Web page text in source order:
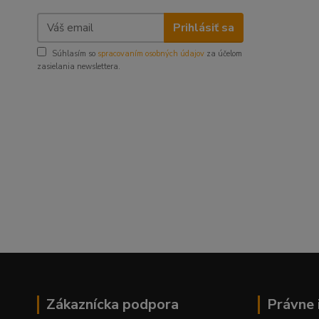
Prihlásiť sa
Súhlasím so spracovaním osobných údajov za účelom
zasielania newslettera.
Zákaznícka podpora